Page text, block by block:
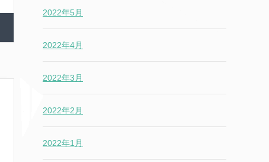
2022年5月
2022年4月
2022年3月
2022年2月
2022年1月